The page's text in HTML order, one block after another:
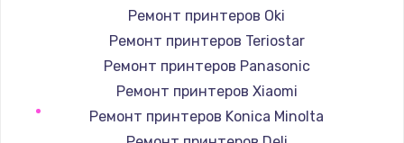
Замена вентилятора
970 руб.
Заказать
Замена таймера
Ремонт принтеров Oki
Ремонт принтеров Teriostar
Ремонт принтеров Panasonic
Ремонт принтеров Xiaomi
Ремонт принтеров Konica Minolta